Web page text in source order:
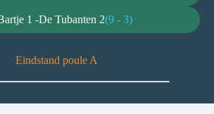
1 -De Tubanten 2(9 - 3)
Eindstand poule A